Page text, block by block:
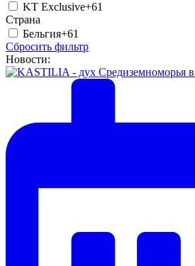
KT Exclusive+61
Страна
Бельгия+61
Сбросить фильтр
Новости: